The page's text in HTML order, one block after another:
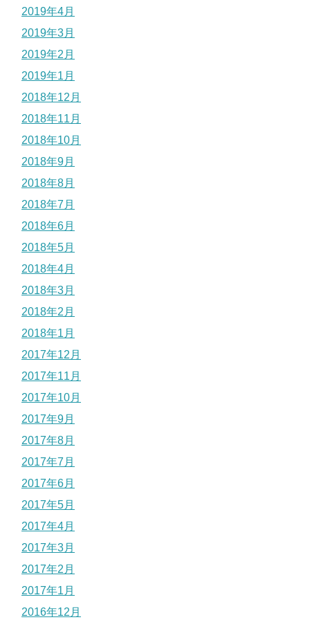
2019年4月
2019年3月
2019年2月
2019年1月
2018年12月
2018年11月
2018年10月
2018年9月
2018年8月
2018年7月
2018年6月
2018年5月
2018年4月
2018年3月
2018年2月
2018年1月
2017年12月
2017年11月
2017年10月
2017年9月
2017年8月
2017年7月
2017年6月
2017年5月
2017年4月
2017年3月
2017年2月
2017年1月
2016年12月